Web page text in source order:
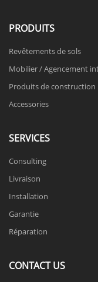
PRODUITS
Revêtements de sols
Mobilier / Agencement
Produits de construction
Accessories
SERVICES
Consulting
Livraison
Installation
Garantie
Réparation
CONTACT US